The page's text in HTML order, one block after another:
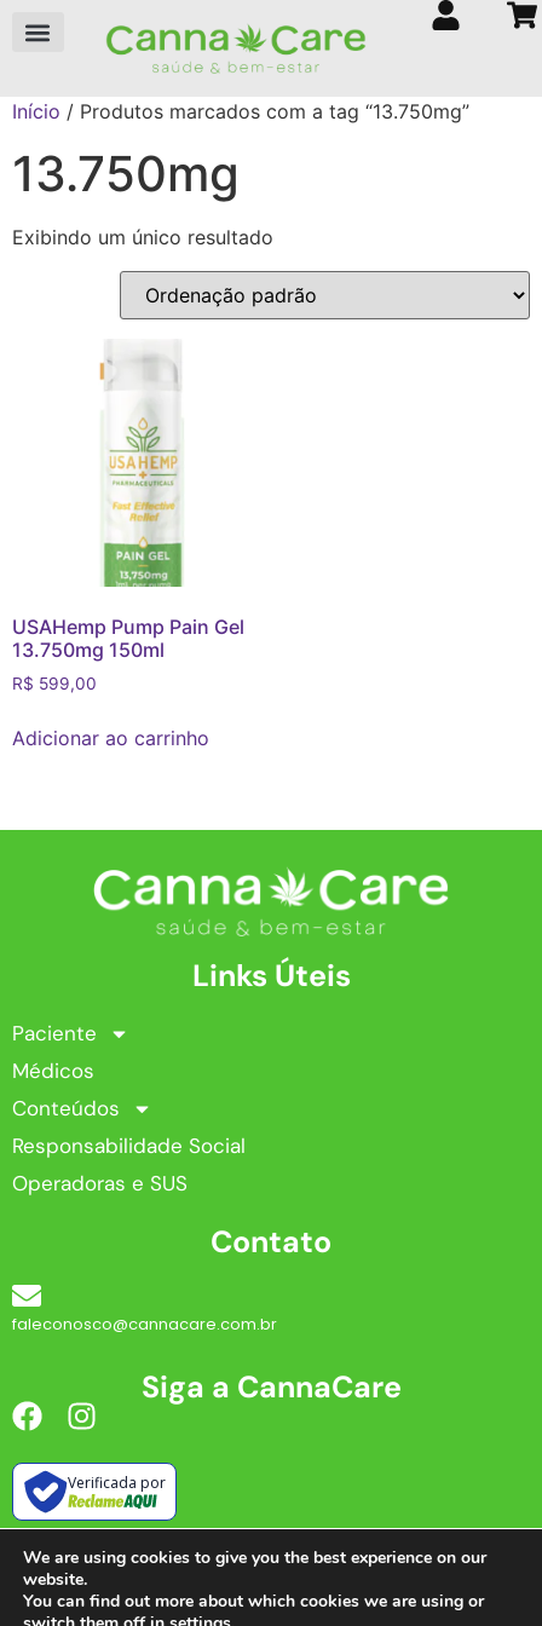
Início / Produtos marcados com a tag “13.750mg”
13.750mg
Exibindo um único resultado
USAHemp Pump Pain Gel
13.750mg 150ml
R$ 599,00
Adicionar ao carrinho
Links Úteis
Paciente
Médicos
Conteúdos
Responsabilidade Social
Operadoras e SUS
Contato
faleconosco@cannacare.com.br
Siga a CannaCare
Verificada por
CannaCare ©2023. Todos Direitos Reservados.
We are using cookies to give you the best experience on our
website.
You can find out more about which cookies we are using or